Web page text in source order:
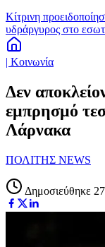
Κίτρινη
υδράργυρος στο
| Κοινωνία
Δεν
εμπρησμό
Λάρνακα
ΠΟΛΙΤΗΣ NEWS
Δημοσιεύθηκε